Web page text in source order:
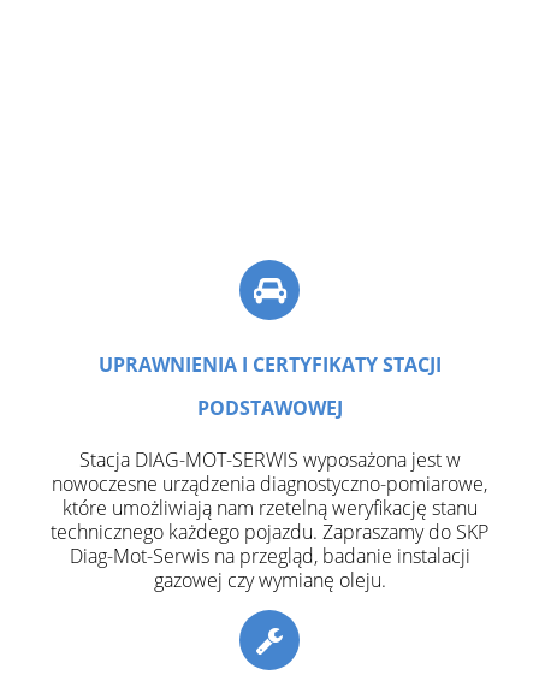
UPRAWNIENIA I CERTYFIKATY STACJI
PODSTAWOWEJ
Stacja DIAG-MOT-SERWIS wyposażona jest w
nowoczesne urządzenia diagnostyczno-pomiarowe,
które umożliwiają nam rzetelną weryfikację stanu
technicznego każdego pojazdu. Zapraszamy do SKP
Diag-Mot-Serwis na przegląd, badanie instalacji
gazowej czy wymianę oleju.